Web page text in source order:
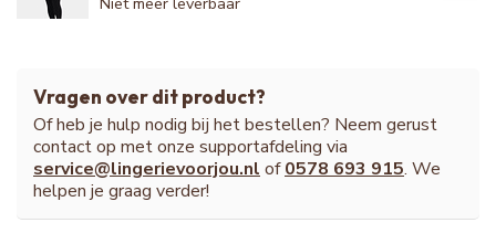
Vragen over dit product?
Of heb je hulp nodig bij het bestellen? Neem gerust
contact op met onze supportafdeling via
service@lingerievoorjou.nl of0578 693 915. We
helpen je graag verder!